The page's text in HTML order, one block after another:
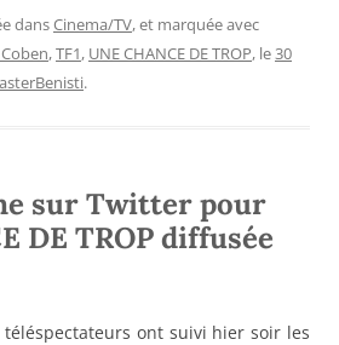
dansCinema/TV, et marquée avec
,TF1, UNE CHANCE DE TROP, le30
.
sur Twitter pour
DE TROP diffusée
ont suivi hier soir les